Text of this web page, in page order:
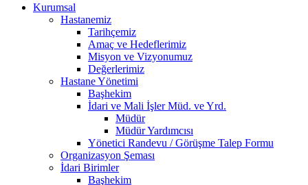
Kurumsal
Hastanemiz
Tarihçemiz
Amaç ve Hedeflerimiz
Misyon ve Vizyonumuz
Değerlerimiz
Hastane Yönetimi
Başhekim
İdari ve Mali İşler Müd. ve Yrd.
Müdür
Müdür Yardımcısı
Yönetici Randevu / Görüşme Talep Formu
Organizasyon Şeması
İdari Birimler
Başhekim